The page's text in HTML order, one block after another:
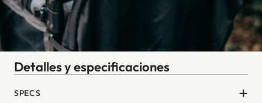
Detalles y especificaciones
SPECS